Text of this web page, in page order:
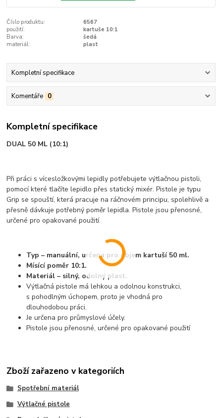
Číslo produktu:
6567
použití:
kartuše 10:1
Barva:
šedá
materiál:
plast
Kompletní specifikace
Komentáře 0
Kompletní specifikace
DUAL 50 ML (10:1)
Při práci s vícesložkovými lepidly potřebujete výtlačnou pistoli,
pomocí které tlačíte lepidlo přes statický mixér. Pistole je typu
Grip se spouští, která pracuje na ráčnovém principu, spolehlivě a
přesně dávkuje potřebný poměr lepidla. Pistole jsou přenosné,
určené pro opakované použití.
Typ – manuální, určena pro objem kartuší 50 ml.
Mísící poměr 10:1.
Materiál – silný, odolný plast.
Výtlačná pistole má lehkou a odolnou konstrukci,
s pohodlným úchopem, proto je vhodná pro
dlouhodobou práci.
Je určena pro průmyslové účely.
Pistole jsou přenosné, určené pro opakované použití
Zboží zařazeno v kategoriích
Spotřební materiál
Výtlačné pistole